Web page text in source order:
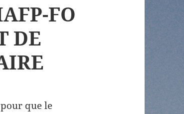
FO
DE
que le